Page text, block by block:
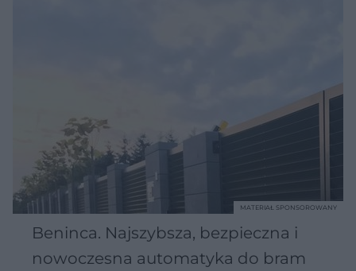
Beninca. Najszybsza, bezpieczna i
nowoczesna automatyka do bram
MATERIAŁ SPONSOROWANY